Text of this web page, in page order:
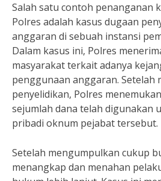
Salah satu contoh penanganan
Polres adalah kasus dugaan
anggaran di sebuah instansi
Dalam kasus ini, Polres
masyarakat terkait adanya
penggunaan anggaran. Setelah
penyelidikan, Polres
sejumlah dana telah digunakan
pribadi oknum pejabat tersebut.
Setelah mengumpulkan cukup
menangkap dan menahan